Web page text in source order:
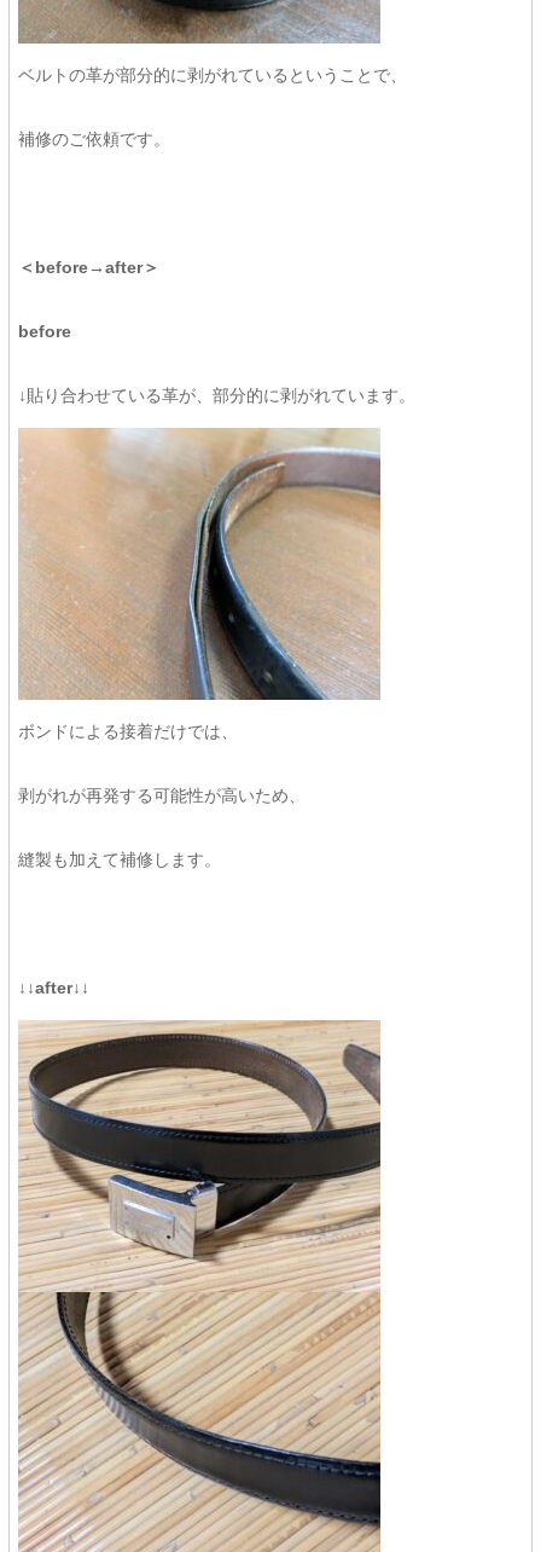
ベルトの革が部分的に剥がれているということで、
補修のご依頼です。
＜before→after＞
before
↓貼り合わせている革が、部分的に剥がれています。
ボンドによる接着だけでは、
剥がれが再発する可能性が高いため、
縫製も加えて補修します。
↓↓after↓↓